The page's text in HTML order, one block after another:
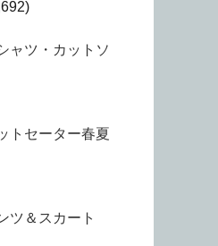
ャツ・カットソ
トセーター春夏
ツ＆スカート